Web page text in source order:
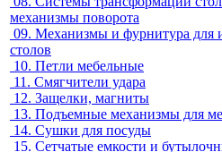
механизмы поворота
09. Механизмы и фурнитура для
столов
10. Петли мебельные
11. Смягчители удара
12. Защелки, магниты
13. Подъемные механизмы для
14. Сушки для посуды
15. Сетчатые емкости и